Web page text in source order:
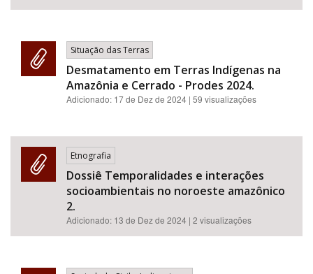
Situação das Terras
Desmatamento em Terras Indígenas na
Amazônia e Cerrado - Prodes 2024.
Adicionado: 17 de Dez de 2024 | 59 visualizações
Etnografia
Dossiê Temporalidades e interações
socioambientais no noroeste amazônico
2.
Adicionado: 13 de Dez de 2024 | 2 visualizações